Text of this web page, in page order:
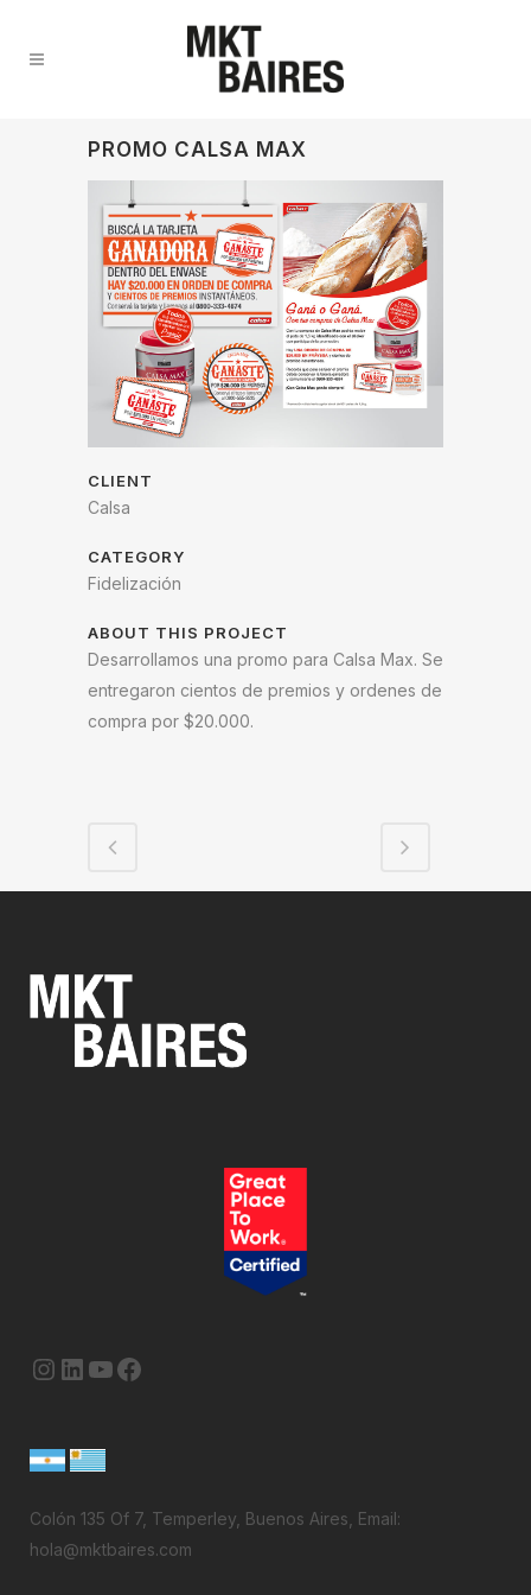
PROMO CALSA MAX
CLIENT
Calsa
CATEGORY
Fidelización
ABOUT THIS PROJECT
Desarrollamos una promo para Calsa Max. Se
entregaron cientos de premios y ordenes de
compra por $20.000.
Instagram
LinkedIn
YouTube
Facebook
Colón 135 Of 7, Temperley, Buenos Aires, Email:
hola@mktbaires.com